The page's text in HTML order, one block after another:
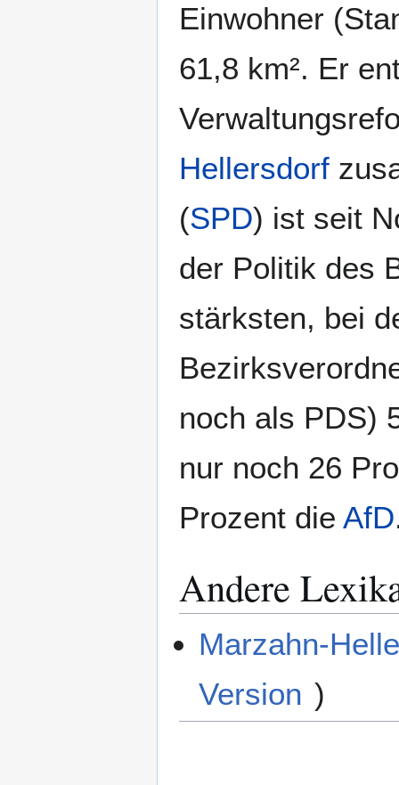
Einwohner
61,8 km². Er
Hellersdorf
(SPD) ist seit
der Politik des
stärksten, bei
noch als PDS)
nur noch 26
Prozent die AfD
Andere
Marzahn-
Version )